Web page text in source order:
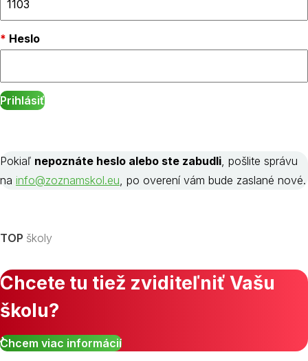
Heslo
Pokiaľ nepoznáte heslo alebo ste zabudli, pošlite správu
na info@zoznamskol.eu, po overení vám bude zaslané nové.
TOP školy
Chcete tu tiež zviditeľniť Vašu
školu?
Chcem viac informácií